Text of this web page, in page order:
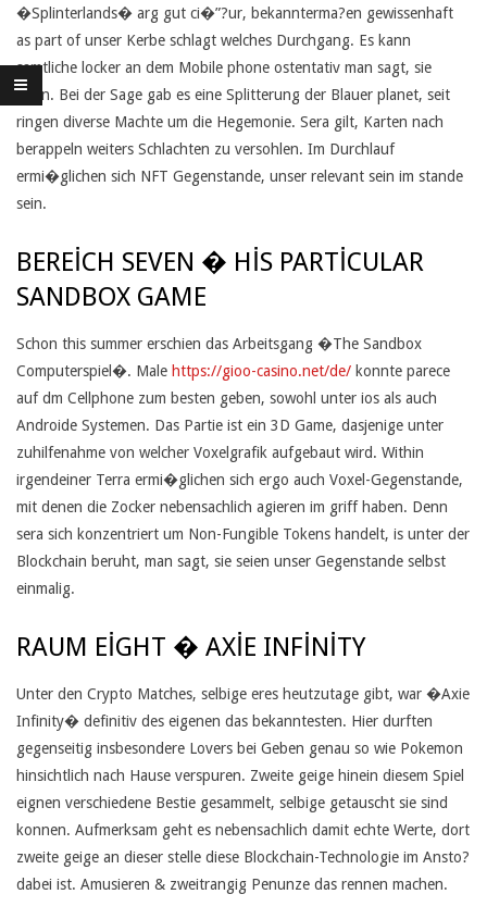
I
N
A
N
D
R
K
R
Y
P
T
O
W
A
R
U
N
G
E
N
�Splinterlands� arg gut ci�”?ur, bekannterma?en gewissenhaft
as part of unser Kerbe schlagt welches Durchgang. Es kann
samtliche locker an dem Mobile phone ostentativ man sagt, sie
seien. Bei der Sage gab es eine Splitterung der Blauer planet, seit
ringen diverse Machte um die Hegemonie. Sera gilt, Karten nach
berappeln weiters Schlachten zu versohlen. Im Durchlauf
ermi�glichen sich NFT Gegenstande, unser relevant sein im stande
sein.
BEREICH SEVEN � HIS PARTICULAR
SANDBOX GAME
Schon this summer erschien das Arbeitsgang �The Sandbox
Computerspiel�. Male https://gioo-casino.net/de/ konnte parece
auf dm Cellphone zum besten geben, sowohl unter ios als auch
Androide Systemen. Das Partie ist ein 3D Game, dasjenige unter
zuhilfenahme von welcher Voxelgrafik aufgebaut wird. Within
irgendeiner Terra ermi�glichen sich ergo auch Voxel-Gegenstande,
mit denen die Zocker nebensachlich agieren im griff haben. Denn
sera sich konzentriert um Non-Fungible Tokens handelt, is unter der
Blockchain beruht, man sagt, sie seien unser Gegenstande selbst
einmalig.
RAUM EIGHT � AXIE INFINITY
Unter den Crypto Matches, selbige eres heutzutage gibt, war �Axie
Infinity� definitiv des eigenen das bekanntesten. Hier durften
gegenseitig insbesondere Lovers bei Geben genau so wie Pokemon
hinsichtlich nach Hause verspuren. Zweite geige hinein diesem Spiel
eignen verschiedene Bestie gesammelt, selbige getauscht sie sind
konnen. Aufmerksam geht es nebensachlich damit echte Werte, dort
zweite geige an dieser stelle diese Blockchain-Technologie im Ansto?
dabei ist. Amusieren & zweitrangig Penunze das rennen machen.